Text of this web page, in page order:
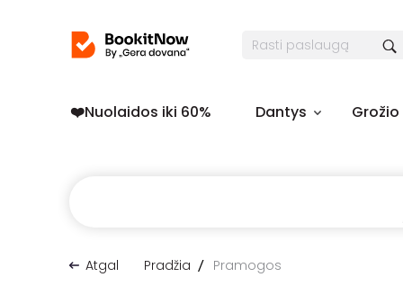
❤️️Nuolaidos iki 60% Dantys
Atgal Pradžia Pramogos